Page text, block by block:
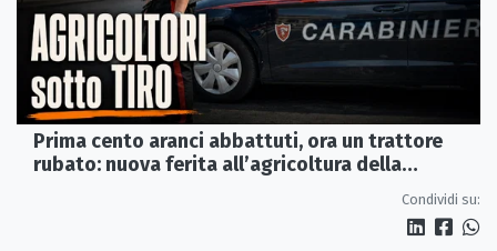
Prima cento aranci abbattuti, ora un trattore
rubato: nuova ferita all’agricoltura della
Condividi su: